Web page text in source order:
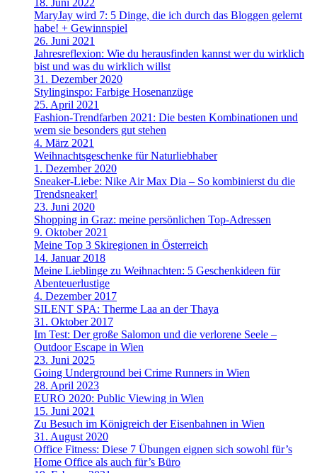
18. Juni 2022
MaryJay wird 7: 5 Dinge, die ich durch das Bloggen gelernt
habe! + Gewinnspiel
26. Juni 2021
Jahresreflexion: Wie du herausfinden kannst wer du wirklich
bist und was du wirklich willst
31. Dezember 2020
Stylinginspo: Farbige Hosenanzüge
25. April 2021
Fashion-Trendfarben 2021: Die besten Kombinationen und
wem sie besonders gut stehen
4. März 2021
Weihnachtsgeschenke für Naturliebhaber
1. Dezember 2020
Sneaker-Liebe: Nike Air Max Dia – So kombinierst du die
Trendsneaker!
23. Juni 2020
Shopping in Graz: meine persönlichen Top-Adressen
9. Oktober 2021
Meine Top 3 Skiregionen in Österreich
14. Januar 2018
Meine Lieblinge zu Weihnachten: 5 Geschenkideen für
Abenteuerlustige
4. Dezember 2017
SILENT SPA: Therme Laa an der Thaya
31. Oktober 2017
Im Test: Der große Salomon und die verlorene Seele –
Outdoor Escape in Wien
23. Juni 2025
Going Underground bei Crime Runners in Wien
28. April 2023
EURO 2020: Public Viewing in Wien
15. Juni 2021
Zu Besuch im Königreich der Eisenbahnen in Wien
31. August 2020
Office Fitness: Diese 7 Übungen eignen sich sowohl für’s
Home Office als auch für’s Büro